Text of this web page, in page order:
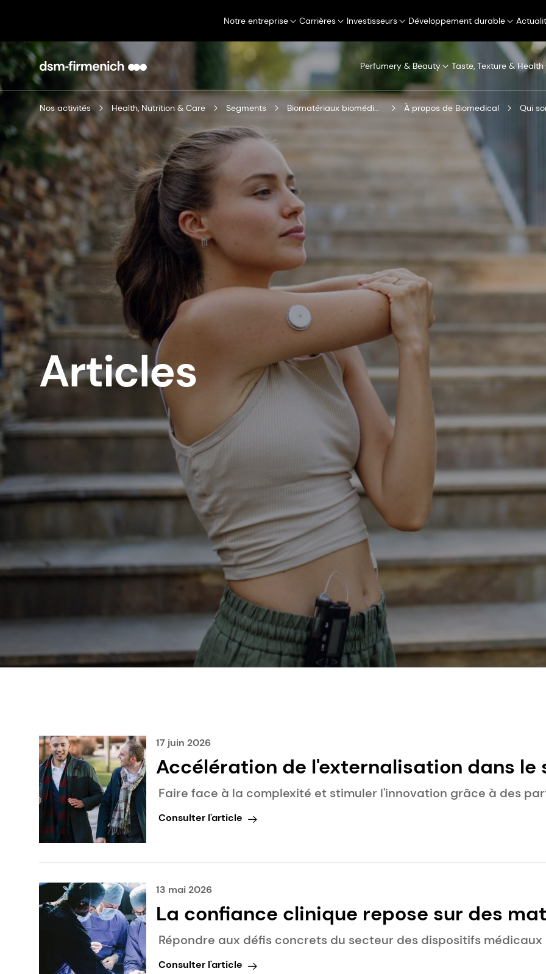
Notre entreprise Carrières Investisseurs Développement durable
Perfumery & Beauty Taste, Texture & Health
Nos activités Health, Nutrition & Care Segments Biomatériaux biomédicaux À propos de Biomedical Qui
Articles
17 juin 2026
Accélération de l'externalisation dans le
technologies médicales : Pourquoi la
biomatériaux spécialisés revêt plus
Faire face à la complexité et stimuler l'innovation grâce à des
Consulter l'article
13 mai 2026
La confiance clinique repose sur des
qualité, fruits d'une longue tradition de
d'innovation
Répondre aux défis concrets du secteur des dispositifs médicaux
Consulter l'article